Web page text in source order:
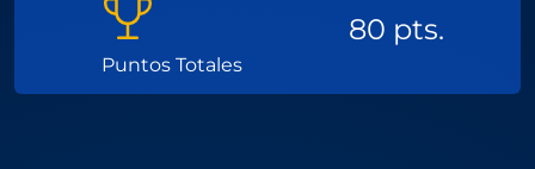
Puntos Totales
80 pts.